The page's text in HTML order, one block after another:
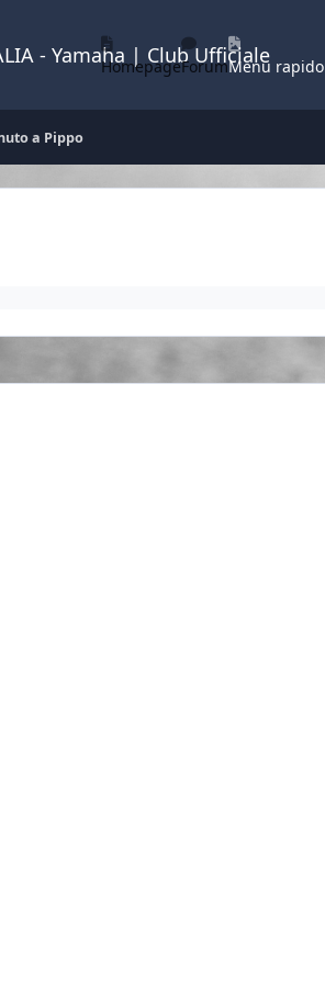
- Yamaha | Club Ufficiale
HomepageForumMenu rapido
a Pippo